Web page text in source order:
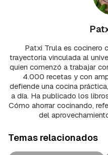
Patxi Trula es cocinero
trayectoria vinculada al
quien comenzó a trabajar
4.000 recetas y con
defiende una cocina
a día. Ha publicado los
Cómo ahorrar cocinando,
del
Temas relacionados